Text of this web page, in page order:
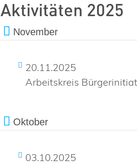
Aktivitäten 2025
November
20.11.2025
Arbeitskreis
Oktober
03.10.2025